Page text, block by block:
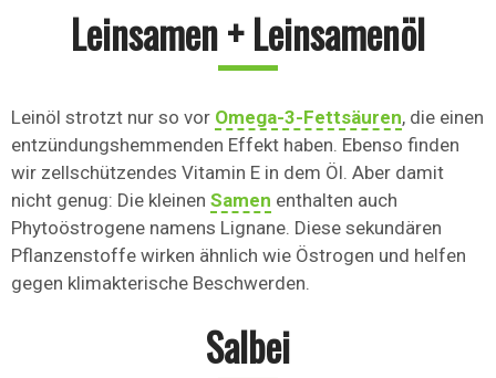
Leinsamen + Leinsamenöl
Leinöl strotzt nur so vor Omega-3-Fettsäuren, die einen
entzündungshemmenden Effekt haben. Ebenso finden
wir zellschützendes Vitamin E in dem Öl. Aber damit
nicht genug: Die kleinen Samen enthalten auch
Phytoöstrogene namens Lignane. Diese sekundären
Pflanzenstoffe wirken ähnlich wie Östrogen und helfen
gegen klimakterische Beschwerden.
Salbei